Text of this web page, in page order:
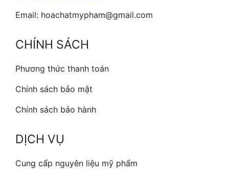
Email: hoachatmypham@gmail.com
CHÍNH SÁCH
Phương thức thanh toán
Chính sách bảo mật
Chính sách bảo hành
DỊCH VỤ
Cung cấp nguyên liệu mỹ phẩm